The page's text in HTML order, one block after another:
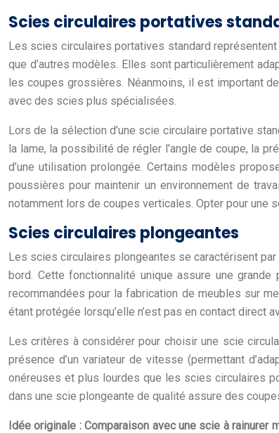
Scies circulaires portatives
Les scies circulaires portatives standard
que d’autres modèles. Elles sont particulièrement
les coupes grossières. Néanmoins, il est important
avec des scies plus spécialisées.
Lors de la sélection d’une scie circulaire portative
la lame, la possibilité de régler l’angle de coupe, la
d’une utilisation prolongée. Certains modèles
poussières pour maintenir un environnement de
notamment lors de coupes verticales. Opter pour une
Scies circulaires plongeantes
Les scies circulaires plongeantes se caractérisent
bord. Cette fonctionnalité unique assure une
recommandées pour la fabrication de meubles sur
étant protégée lorsqu’elle n’est pas en contact direct
Les critères à considérer pour choisir une scie
présence d’un variateur de vitesse (permettant
onéreuses et plus lourdes que les scies circulaires
dans une scie plongeante de qualité assure des
Idée originale : Comparaison avec une scie à rainurer